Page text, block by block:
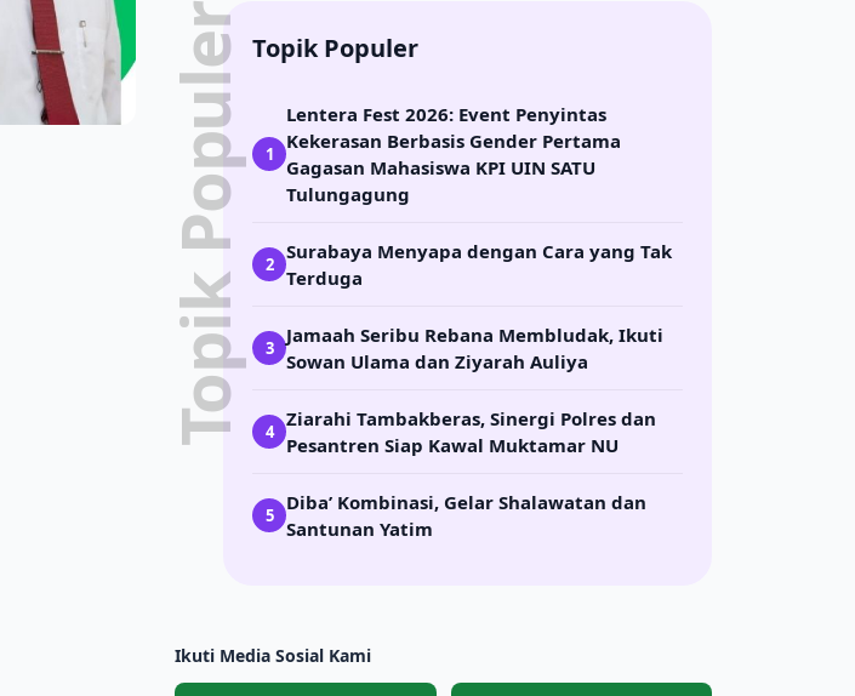
Topik PopulerTopik Populer
1
Lentera Fest 2026: Event Penyintas
Kekerasan Berbasis Gender Pertama
Gagasan Mahasiswa KPI UIN SATU
Tulungagung
2
Surabaya Menyapa dengan Cara yang Tak
Terduga
3
Jamaah Seribu Rebana Membludak, Ikuti
Sowan Ulama dan Ziyarah Auliya
4
Ziarahi Tambakberas, Sinergi Polres dan
Pesantren Siap Kawal Muktamar NU
5
Diba’ Kombinasi, Gelar Shalawatan dan
Santunan Yatim
Ikuti Media Sosial Kami